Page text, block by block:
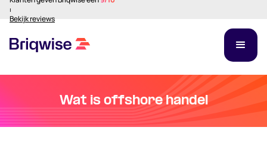
⏐
Bekijk reviews
Wat is offshore handel